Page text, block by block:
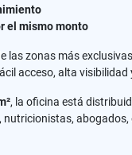
el mismo monto
las zonas más
acceso, alta
, la oficina está
nutricionistas,